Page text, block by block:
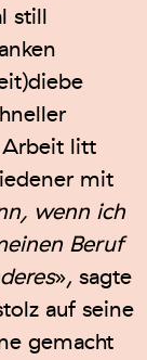
still
Arbeit litt
mit
wenn ich
Beruf
», sagte
auf seine
gemacht